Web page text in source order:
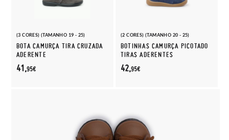
(3 CORES) (TAMANHO 19 - 25)
BOTA CAMURÇA TIRA CRUZADA
ADERENTE
41,95€
(2 CORES) (TAMANHO 20 - 25)
BOTINHAS CAMURÇA PICOTADO
TIRAS ADERENTES
42,95€